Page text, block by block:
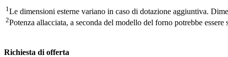
1Le dimensioni esterne variano in caso di dotazione aggiuntiva.
2Potenza allacciata, a seconda del modello del forno potrebbe essere
Richiesta di offerta